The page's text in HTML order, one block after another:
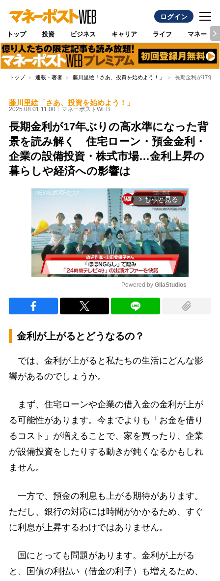
ログイン
トップ 投資 ビジネス キャリア ライフ マネー
トップ 連載・著者 藤川里絵「さあ、投資を始めよう！」 長期金利が17年
藤川里絵「さあ、投資を始めよう！」
2025.08.01 11:00 マネーポストWEB
長期金利が17年ぶりの高水準になった背
景を読み解く 住宅ローン・預金金利・
企業の設備投資・株式市場…金利上昇の
暮らしや経済への影響は
arrow_forward_ios もっと見る
Powered by GliaStudios
金利が上がるとどうなるの？
では、金利が上がると私たちの生活にどんな影
響があるのでしょうか。
まず、住宅ローンや企業の借入金の金利が上が
る可能性があります。今までよりも「お金を借り
るコスト」が増えることで、家を買ったり、企業
が設備投資をしたりする動きが鈍くなるかもしれ
ません。
一方で、預金の利息も上がる期待があります。
ただし、銀行の対応には時間がかかるため、すぐ
に利息が上昇するわけではありません。
国にとっても問題があります。金利が上がる
と、国債の利払い（借金の利子）も増えるため、